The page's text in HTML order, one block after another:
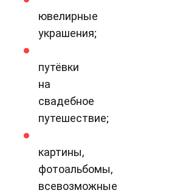
ювелирные
украшения;
путёвки
на
свадебное
путешествие;
картины,
фотоальбомы,
всевозможные